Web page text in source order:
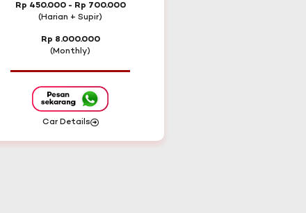
Rp 450.000 - Rp 700.000
(Harian + Supir)
Rp 8.000.000
(Monthly)
Car Details